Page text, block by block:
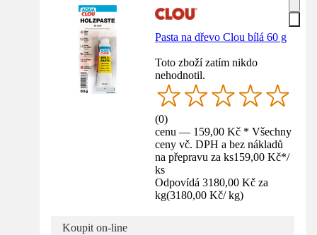
Pasta na dřevo Clou bílá 60 g
Toto zboží zatím nikdo
nehodnotil.
(0)
cenu — 159,00 Kč * Všechny
ceny vč. DPH a bez nákladů
na přepravu za ks159,00 Kč*/
ks
Odpovídá 3180,00 Kč za
kg(3180,00 Kč/ kg)
Koupit on-line